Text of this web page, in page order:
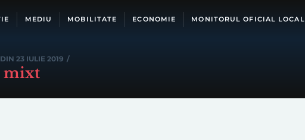
MEDIU MOBILITATE ECONOMIE MONITORUL OFICIAL LOCAL
23 IULIE 2019 /
mixt